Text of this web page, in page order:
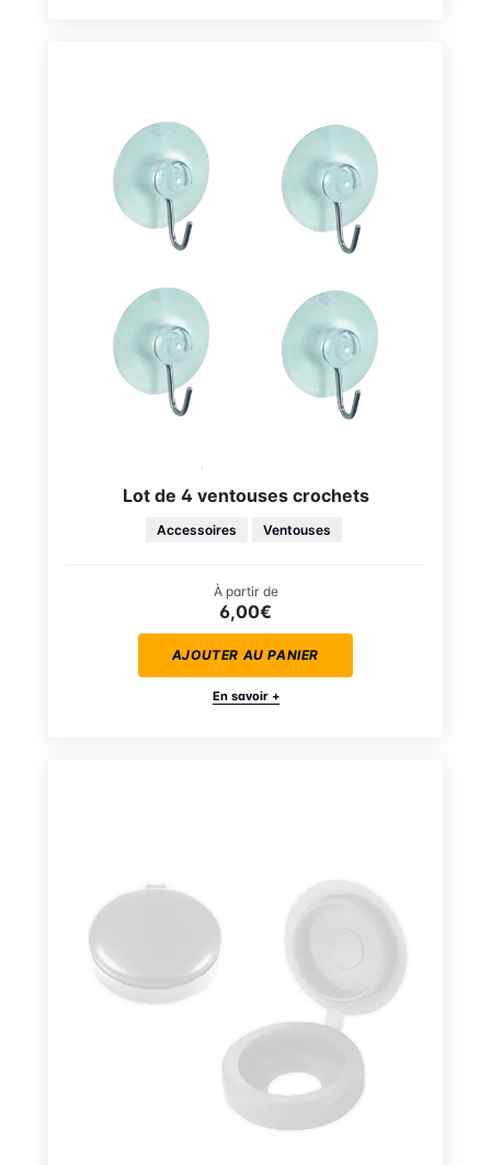
Lot de 4 ventouses crochets
Accessoires Ventouses
À partir de
6,00€
AJOUTER AU PANIER
En savoir +